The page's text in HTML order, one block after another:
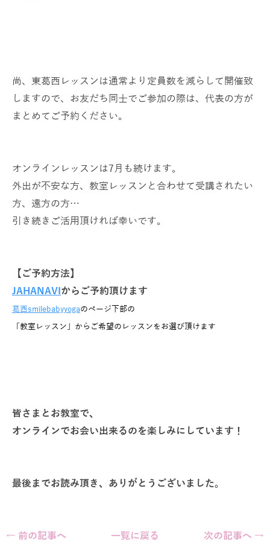
尚、東葛西レッスンは通常より定員数を減らして開催致
しますので、お友だち同士でご参加の際は、代表の方が
まとめてご予約ください。
オンラインレッスンは7月も続けます。
外出が不安な方、教室レッスンと合わせて受講されたい
方、遠方の方…
引き続きご活用頂ければ幸いです。
【ご予約方法】
JAHANAVIからご予約頂けます
葛西smilebabyyogaのページ下部の
「教室レッスン」からご希望のレッスンをお選び頂けます
皆さまとお教室で、
オンラインでお会い出来るのを楽しみにしています！
最後までお読み頂き、ありがとうございました。
← 前の記事へ 一覧に戻る 次の記事へ →